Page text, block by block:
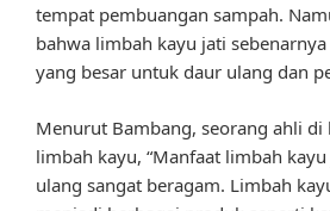
tempat pembuangan sampah.
bahwa limbah kayu jati
yang besar untuk daur ulang dan
Menurut Bambang, seorang ahli di
limbah kayu, “Manfaat limbah
ulang sangat beragam. Limbah